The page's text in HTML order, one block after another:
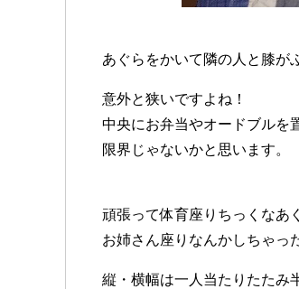
あぐらをかいて隣の人と膝が
意外と狭いですよね！
中央にお弁当やオードブルを
限界じゃないかと思います。
頑張って体育座りちっくなあ
お姉さん座りなんかしちゃっ
縦・横幅は一人当たりたたみ